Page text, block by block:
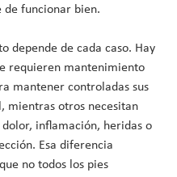
de funcionar bien.
depende de cada caso. Hay
requieren mantenimiento
mantener controladas sus
mientras otros necesitan
inflamación, heridas o
Esa diferencia
no todos los pies